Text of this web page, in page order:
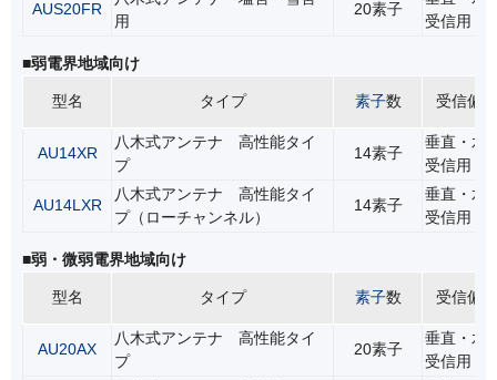
AUS20FR
用
20素子
受信用
■弱電界地域向け
型名 タイプ 素子数 受信偏波
AU14XR
八木式アンテナ 高性能タイ
プ
14素子
垂直・水
受信用
AU14LXR
八木式アンテナ 高性能タイ
プ（ローチャンネル）
14素子
垂直・水
受信用
■弱・微弱電界地域向け
型名 タイプ 素子数 受信偏波
AU20AX
八木式アンテナ 高性能タイ
プ
20素子
垂直・水
受信用